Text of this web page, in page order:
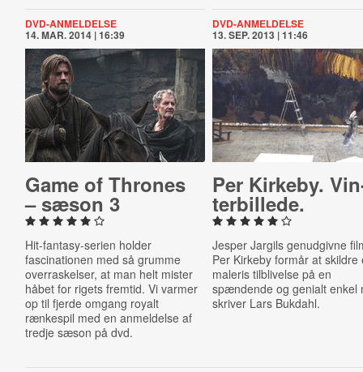
DVD-ANMELDELSE
14. MAR. 2014 | 16:39
Game of Thrones
– sæson 3
Hit-fantasy-serien holder
fascinationen med så grumme
overraskelser, at man helt mister
håbet for rigets fremtid. Vi varmer
op til fjerde omgang royalt
rænkespil med en anmeldelse af
tredje sæson på dvd.
DVD-ANMELDELSE
13. SEP. 2013 | 11:46
Per Kirkeby.
ter­bil­le­de.
Jesper Jargils genudgivne
Per Kirkeby formår at skildre
maleris tilblivelse på en
spændende og genialt enkel
skriver Lars Bukdahl.